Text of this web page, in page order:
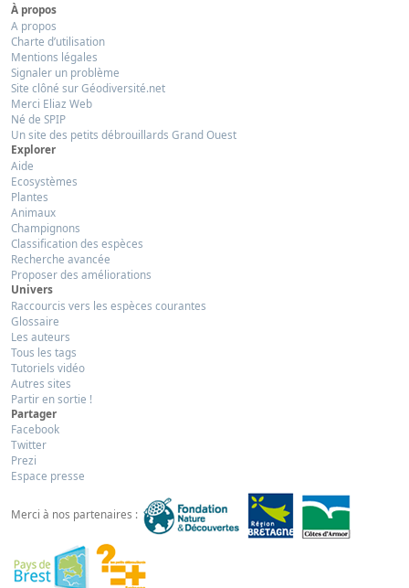
À propos
A propos
Charte d’utilisation
Mentions légales
Signaler un problème
Site clôné sur Géodiversité.net
Merci Eliaz Web
Né de SPIP
Un site des petits débrouillards Grand Ouest
Explorer
Aide
Ecosystèmes
Plantes
Animaux
Champignons
Classification des espèces
Recherche avancée
Proposer des améliorations
Univers
Raccourcis vers les espèces courantes
Glossaire
Les auteurs
Tous les tags
Tutoriels vidéo
Autres sites
Partir en sortie !
Partager
Facebook
Twitter
Prezi
Espace presse
Merci à nos partenaires :